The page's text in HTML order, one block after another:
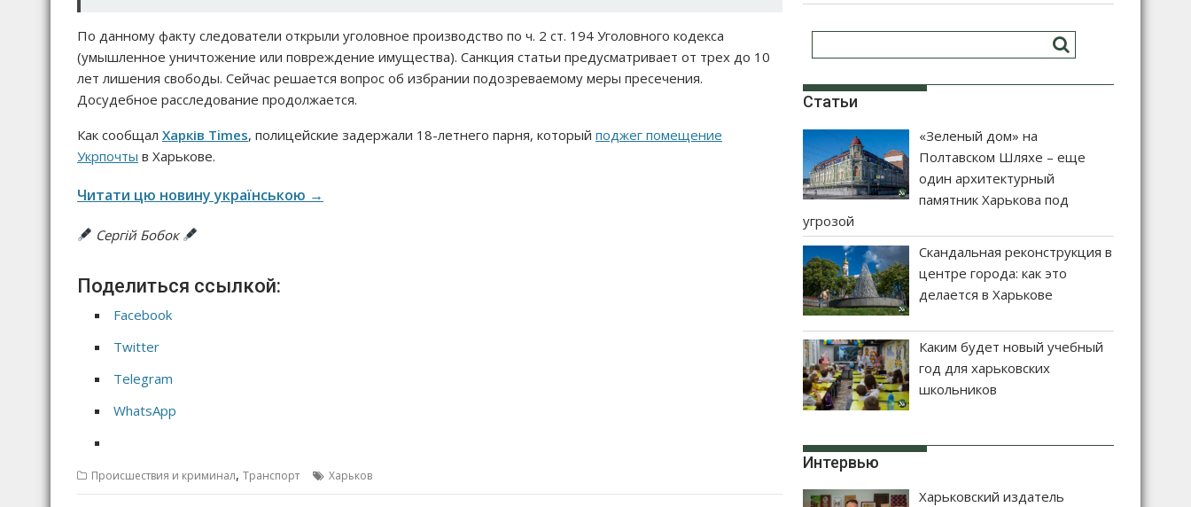
По данному факту следователи открыли уголовное производство по ч. 2 ст. 194 Уголовного кодекса
(умышленное уничтожение или повреждение имущества). Санкция статьи предусматривает от трех до 10
лет лишения свободы. Сейчас решается вопрос об избрании подозреваемому меры пресечения.
Досудебное расследование продолжается.
Как сообщал Харків Times, полицейские задержали 18-летнего парня, который поджег помещение
Укрпочты в Харькове.
Читати цю новину українською →
Сергій Бобок
Поделиться ссылкой:
Facebook
Twitter
Telegram
WhatsApp
Происшествия и криминал, Транспорт Харьков
Статьи
«Зеленый дом» на
Полтавском Шляхе – еще
один архитектурный
памятник Харькова под
угрозой
Скандальная реконструкция в
центре города: как это
делается в Харькове
Каким будет новый учебный
год для харьковских
школьников
Интервью
Харьковский издатель